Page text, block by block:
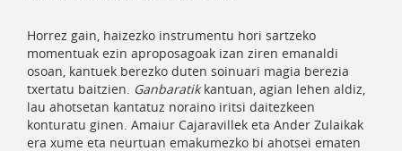
Horrez gain, haizezko instrumentu hori sartzeko
momentuak ezin aproposagoak izan ziren emanaldi
osoan, kantuek berezko duten soinuari magia berezia
txertatu baitzien. Ganbaratikkantuan, agian lehen aldiz,
lau ahotsetan kantatuz noraino iritsi daitezkeen
konturatu ginen. Amaiur Cajaravillek eta Ander Zulaikak
era xume eta neurtuan emakumezko bi ahotsei ematen